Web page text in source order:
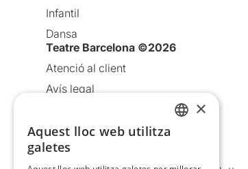
Infantil
Dansa
Teatre Barcelona ©2026
Atenció al client
Avís legal
Política de cookies
Condicions d’ús
×
Aquest lloc web utilitza
galetes